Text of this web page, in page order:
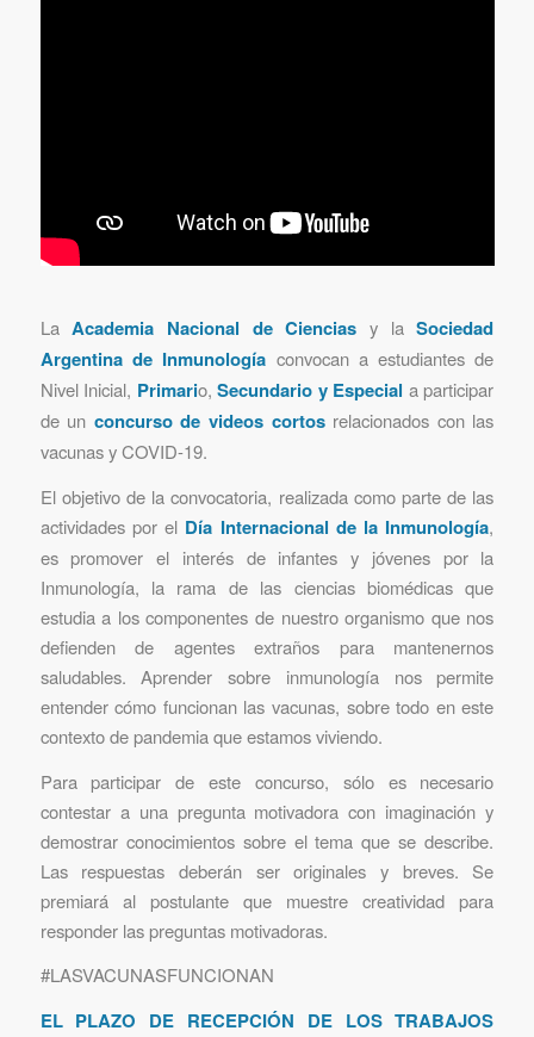
LaAcademia Nacional de Ciencias y laSociedad
Argentina de Inmunología convocan a estudiantes de
Nivel Inicial, Primario,Secundario y Especial a participar
de un concurso de videos cortos relacionados con las
vacunas y COVID-19.
El objetivo de la convocatoria, realizada como parte de las
actividades por el Día Internacional de la Inmunología,
es promover el interés de infantes y jóvenes por la
Inmunología, la rama de las ciencias biomédicas que
estudia a los componentes de nuestro organismo que nos
defienden de agentes extraños para mantenernos
saludables. Aprender sobre inmunología nos permite
entender cómo funcionan las vacunas, sobre todo en este
contexto de pandemia que estamos viviendo.
Para participar de este concurso, sólo es necesario
contestar a una pregunta motivadora con imaginación y
demostrar conocimientos sobre el tema que se describe.
Las respuestas deberán ser originales y breves. Se
premiará al postulante que muestre creatividad para
responder las preguntas motivadoras.
#LASVACUNASFUNCIONAN
EL PLAZO DE RECEPCIÓN DE LOS TRABAJOS